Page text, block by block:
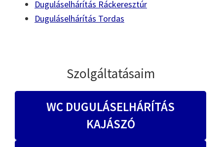
Duguláselhárítás Ráckeresztúr
Duguláselhárítás Tordas
Szolgáltatásaim
WC DUGULÁSELHÁRÍTÁS
KAJÁSZÓ